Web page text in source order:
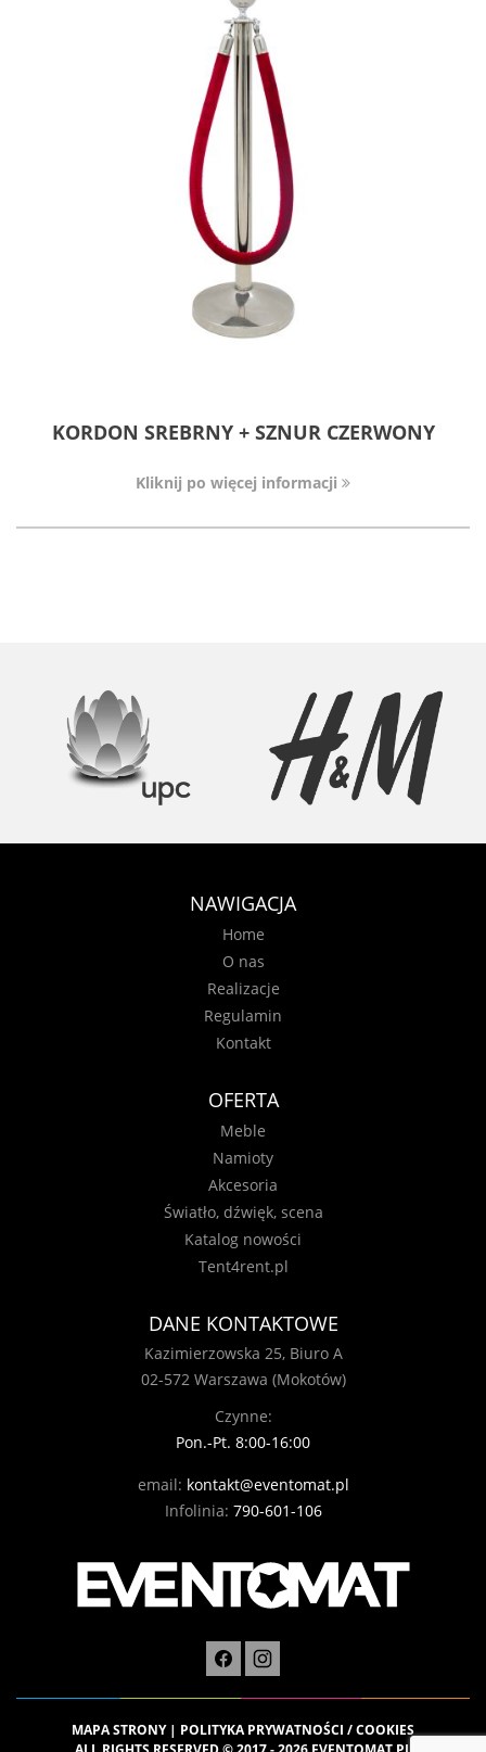
KORDON SREBRNY + SZNUR CZERWONY
Kliknij po więcej informacji
NAWIGACJA
Home
O nas
Realizacje
Regulamin
Kontakt
OFERTA
Meble
Namioty
Akcesoria
Światło, dźwięk, scena
Katalog nowości
Tent4rent.pl
DANE KONTAKTOWE
Kazimierzowska 25, Biuro A
02-572 Warszawa (Mokotów)
Czynne:
Pon.-Pt. 8:00-16:00
email: kontakt@eventomat.pl
Infolinia: 790-601-106
MAPA STRONY| POLITYKA PRYWATNOŚCI / COOKIES